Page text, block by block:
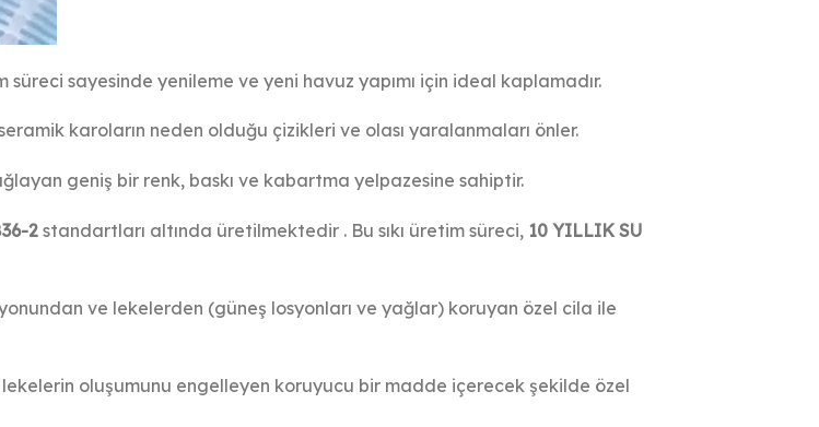
sayesinde yenileme ve yeni havuz yapımı için ideal kaplamadır.
karoların neden olduğu çizikleri ve olası yaralanmaları önler.
geniş bir renk, baskı ve kabartma yelpazesine sahiptir.
2 standartları altında üretilmektedir . Bu sıkı üretim süreci, 10 YILLIK SU
ve lekelerden (güneş losyonları ve yağlar) koruyan özel cila ile
oluşumunu engelleyen koruyucu bir madde içerecek şekilde özel